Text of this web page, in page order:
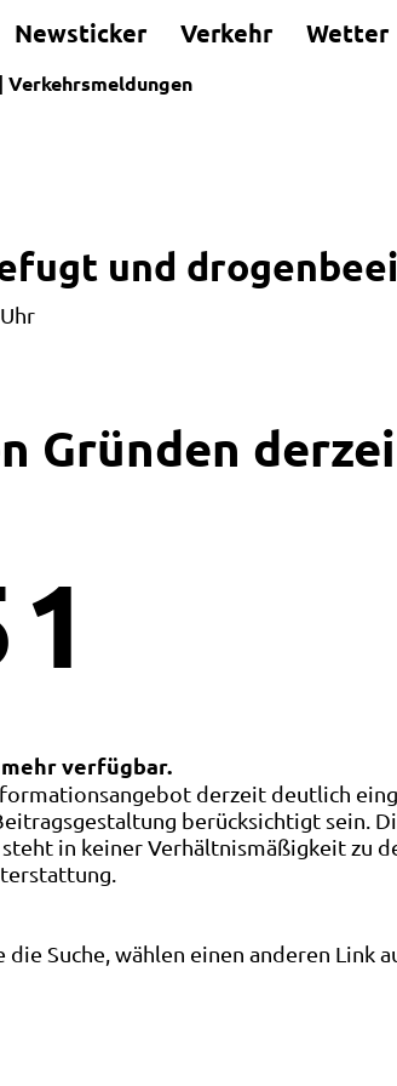
Newsticker Verkehr Wetter
| Verkehrsmeldungen
und
Gründen
1
verfügbar.
derzeit deutlich
berücksichtigt
in keiner Verhältnismäßigkeit zu
Suche, wählen einen anderen Link